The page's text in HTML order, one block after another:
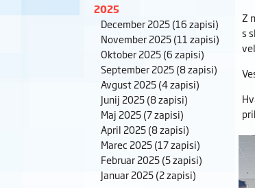
2025
December 2025(16 zapisi)
November 2025(11 zapisi)
Oktober 2025(6 zapisi)
September 2025(8 zapisi)
Avgust 2025(4 zapisi)
Junij 2025(8 zapisi)
Maj 2025(7 zapisi)
April 2025(8 zapisi)
Marec 2025(17 zapisi)
Februar 2025(5 zapisi)
Januar 2025(2 zapisi)
Z
s